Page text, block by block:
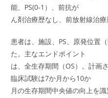
能、PS(0-1）、前抗が
ん剤治療歴なし、前放射線治療
患者は、施設、PS、原発位
た。主なエンドポイント
は、全生存期間（OS）。計画
臨床試験は7か月から10か
月の生存期間中央値の向上を